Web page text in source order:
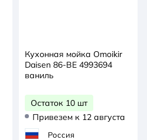
Кухонная мойка Omoikir
Daisen 86-BE 4993694
ваниль
Остаток 10 шт
Привезем к 12 августа
Россия